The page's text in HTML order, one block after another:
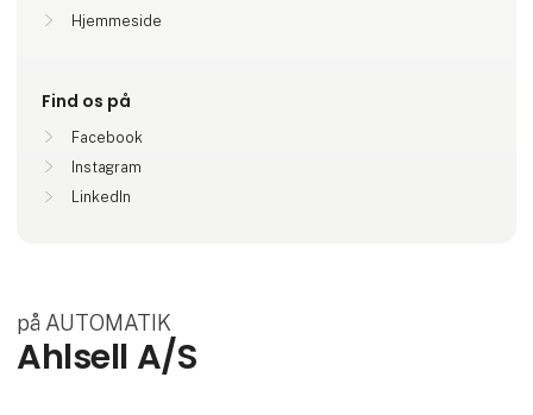
Hjemmeside
Find os på
Facebook
Instagram
LinkedIn
på AUTOMATIK
Ahlsell A/S